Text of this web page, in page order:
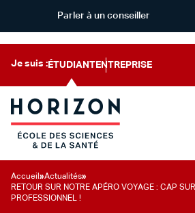
Je suis : ÉTUDIANT ENTREPRISE
Accueil »Actualités»
RETOUR SUR NOTRE APÉRO VOYAGE : CAP
PROFESSIONNEL !
Parler à un conseiller